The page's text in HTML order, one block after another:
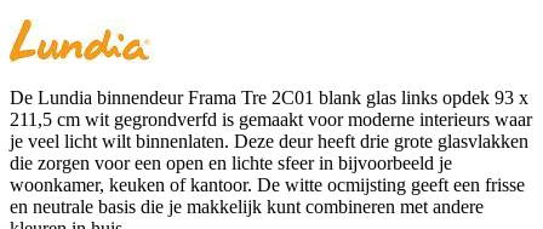
De Lundia binnendeur Frama Tre 2C01 blank glas links opdek 93 x
211,5 cm wit gegrondverfd is gemaakt voor moderne interieurs waar
je veel licht wilt binnenlaten. Deze deur heeft drie grote glasvlakken
die zorgen voor een open en lichte sfeer in bijvoorbeeld je
woonkamer, keuken of kantoor. De witte ocmijsting geeft een frisse
en neutrale basis die je makkelijk kunt combineren met andere